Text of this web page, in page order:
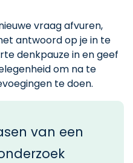
vraag afvuren,
antwoord op je in te
denkpauze in en geef
om na te
te doen.
van een